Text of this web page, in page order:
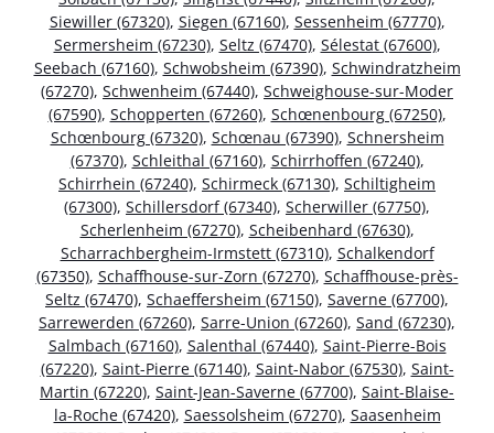
Siewiller (67320), Siegen (67160), Sessenheim (67770),
Sermersheim (67230), Seltz (67470), Sélestat (67600),
Seebach (67160), Schwobsheim (67390), Schwindratzheim
(67270), Schwenheim (67440), Schweighouse-sur-Moder
(67590), Schopperten (67260), Schœnenbourg (67250),
Schœnbourg (67320), Schœnau (67390), Schnersheim
(67370), Schleithal (67160), Schirrhoffen (67240),
Schirrhein (67240), Schirmeck (67130), Schiltigheim
(67300), Schillersdorf (67340), Scherwiller (67750),
Scherlenheim (67270), Scheibenhard (67630),
Scharrachbergheim-Irmstett (67310), Schalkendorf
(67350), Schaffhouse-sur-Zorn (67270), Schaffhouse-près-
Seltz (67470), Schaeffersheim (67150), Saverne (67700),
Sarrewerden (67260), Sarre-Union (67260), Sand (67230),
Salmbach (67160), Salenthal (67440), Saint-Pierre-Bois
(67220), Saint-Pierre (67140), Saint-Nabor (67530), Saint-
Martin (67220), Saint-Jean-Saverne (67700), Saint-Blaise-
la-Roche (67420), Saessolsheim (67270), Saasenheim